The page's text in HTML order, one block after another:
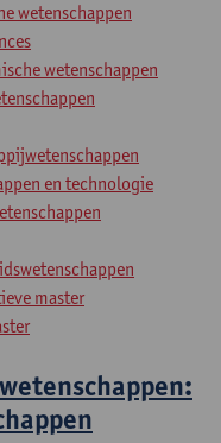
wetenschappen
wetenschappen
en technologie
master